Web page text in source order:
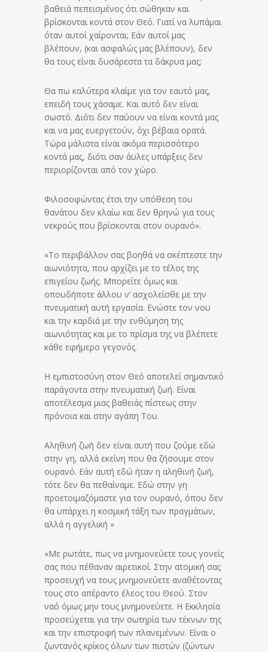
βαθειά πεπεισμένος ότι σώθηκαν και
βρίσκονται κοντά στον Θεό. Γιατί να λυπάμαι
όταν αυτοί χαίρονται; Εάν αυτοί μας
βλέπουν, (και ασφαλώς μας βλέπουν), δεν
θα τους είναι δυσάρεστα τα δάκρυα μας;
Θα πω καλύτερα κλαίμε για τον εαυτό μας,
επειδή τους χάσαμε. Και αυτό δεν είναι
σωστό. Διότι δεν παύουν να είναι κοντά μας
και να μας ευεργετούν, όχι βέβαια ορατά.
Τώρα μάλιστα είναι ακόμα περισσότερο
κοντά μας, διότι σαν άϋλες υπάρξεις δεν
περιορίζονται από τον χώρο.
Φιλοσοφώντας έτσι την υπόθεση του
θανάτου δεν κλαίω και δεν θρηνώ για τους
νεκρούς που βρίσκονται στον ουρανό».
«Το περιβάλλον σας βοηθά να σκέπτεστε την
αιωνιότητα, που αρχίζει με το τέλος της
επιγείου ζωής. Μπορείτε όμως και
οπουδήποτε άλλου ν’ ασχολείσθε με την
πνευματική αυτή εργασία. Ενώστε τον νου
και την καρδιά με την ενθύμηση της
αιωνιότητας και με το πρίσμα της να βλέπετε
κάθε εφήμερο γεγονός.
Η εμπιστοσύνη στον Θεό αποτελεί σημαντικό
παράγοντα στην πνευματική ζωή. Είναι
αποτέλεσμα μιας βαθειάς πίστεως στην
πρόνοια και στην αγάπη Του.
Αληθινή ζωή δεν είναι αυτή που ζούμε εδώ
στην γη, αλλά εκείνη που θα ζήσουμε στον
ουρανό. Εάν αυτή εδώ ήταν η αληθινή ζωή,
τότε δεν θα πεθαίναμε. Εδώ στην γη
προετοιμαζόμαστε για τον ουρανό, όπου δεν
θα υπάρχει η κοσμική τάξη των πραγμάτων,
αλλά η αγγελική »
«Με ρωτάτε, πως να μνημονεύετε τους γονείς
σας που πέθαναν αιρετικοί. Στην ατομική σας
προσευχή να τους μνημονεύετε αναθέτοντας
τους στο απέραντο έλεος του Θεού. Στον
ναό όμως μην τους μνημονεύετε. Η Εκκλησία
προσεύχεται για την σωτηρία των τέκνων της
και την επιστροφή των πλανεμένων. Είναι ο
ζωντανός κρίκος όλων των πιστών (ζώντων